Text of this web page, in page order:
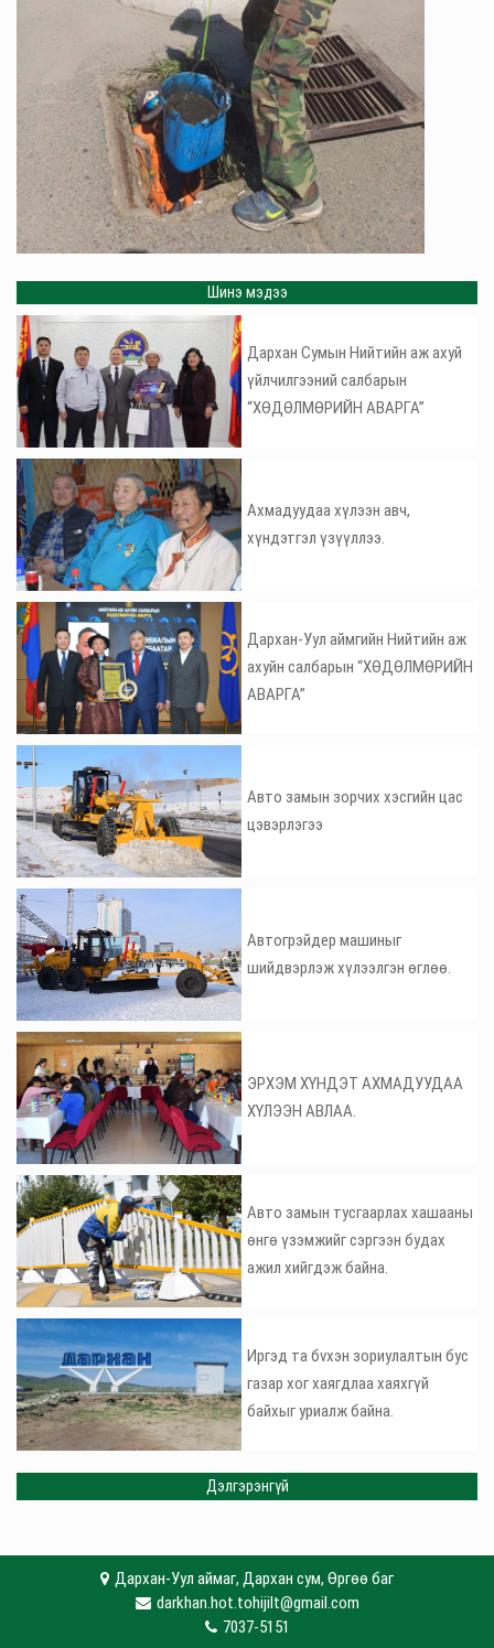
Шинэ мэдээ
Дархан Сумын Нийтийн аж ахуй
үйлчилгээний салбарын
“ХӨДӨЛМӨРИЙН АВАРГА”
Ахмадуудаа хүлээн авч,
хүндэтгэл үзүүллээ.
Дархан-Уул аймгийн Нийтийн аж
ахуйн салбарын “ХӨДӨЛМӨРИЙН
АВАРГА”
Авто замын зорчих хэсгийн цас
цэвэрлэгээ
Автогрэйдер машиныг
шийдвэрлэж хүлээлгэн өглөө.
ЭРХЭМ ХҮНДЭТ АХМАДУУДАА
ХҮЛЭЭН АВЛАА.
Авто замын тусгаарлах хашааны
өнгө үзэмжийг сэргээн будах
ажил хийгдэж байна.
Иргэд та бvхэн зориулалтын бус
газар хог хаягдлаа хаяхгүй
байхыг уриалж байна.
Дэлгэрэнгүй
Дархан-Уул аймаг, Дархан сум, Өргөө баг
darkhan.hot.tohijilt@gmail.com
7037-5151